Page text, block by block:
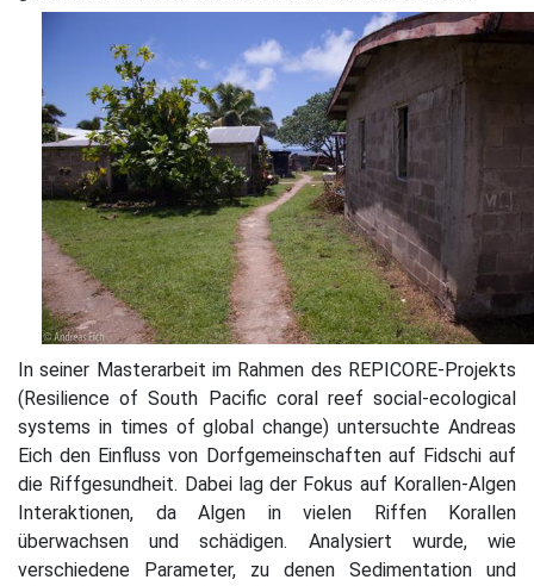
In seiner Masterarbeit im Rahmen des REPICORE-Projekts
(Resilience of South Pacific coral reef social-ecological
systems in times of global change) untersuchte Andreas
Eich den Einfluss von Dorfgemeinschaften auf Fidschi auf
die Riffgesundheit. Dabei lag der Fokus auf Korallen-Algen
Interaktionen, da Algen in vielen Riffen Korallen
überwachsen und schädigen. Analysiert wurde, wie
verschiedene Parameter, zu denen Sedimentation und